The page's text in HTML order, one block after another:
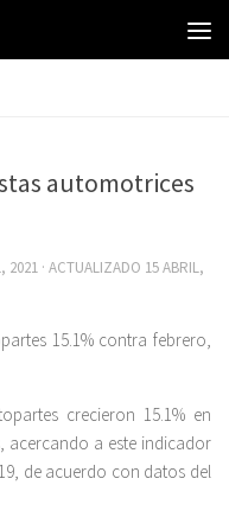
automotrices
2021 · ACTUALIZADO 15 ABRIL,
15.1% contra febrero,
crecieron 15.1% en
acercando a este indicador
de acuerdo con datos del